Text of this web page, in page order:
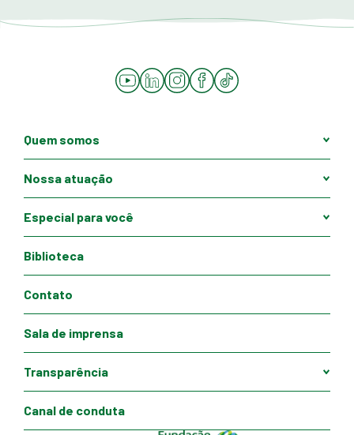
YouTube
LinkedInInstagramFacebook
Tiktok
Quem somos
Nossa atuação
Especial para você
Biblioteca
Contato
Sala de imprensa
Transparência
Canal de conduta